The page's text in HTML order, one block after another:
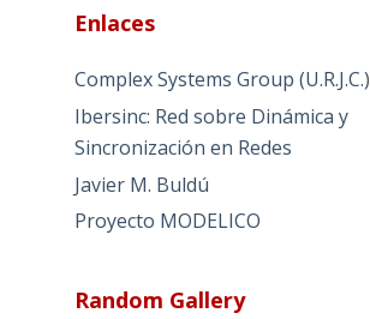
Enlaces
Complex Systems Group (U.R.J.C.)
Ibersinc: Red sobre Dinámica y
Sincronización en Redes
Javier M. Buldú
Proyecto MODELICO
Random Gallery